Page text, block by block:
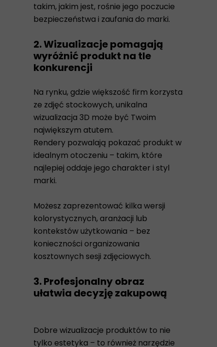
takim, jakim jest, rośnie jego poczucie
bezpieczeństwa i zaufania do marki.
2. Wizualizacje pomagają
wyróżnić produkt na tle
konkurencji
Na rynku, gdzie większość firm korzysta
ze zdjęć stockowych, unikalna
wizualizacja 3D może być Twoim
największym atutem.
Rendery pozwalają pokazać produkt w
idealnym otoczeniu – takim, które
najlepiej oddaje jego charakter i styl
marki.
Możesz zaprezentować kilka wersji
kolorystycznych, aranżacji lub
kontekstów użytkowania – bez
konieczności organizowania
kosztownych sesji zdjęciowych.
3. Profesjonalny obraz
ułatwia decyzję zakupową
Dobre wizualizacje produktów to nie
tylko estetyka – to również narzędzie